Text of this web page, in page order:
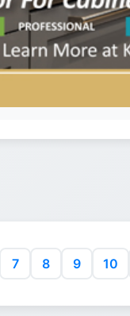
7 8 9 10